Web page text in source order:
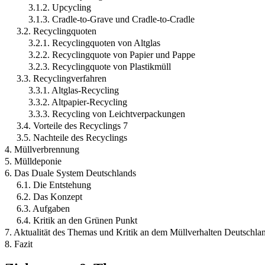
3.1.2. Upcycling
3.1.3. Cradle-to-Grave und Cradle-to-Cradle
3.2. Recyclingquoten
3.2.1. Recyclingquoten von Altglas
3.2.2. Recyclingquote von Papier und Pappe
3.2.3. Recyclingquote von Plastikmüll
3.3. Recyclingverfahren
3.3.1. Altglas-Recycling
3.3.2. Altpapier-Recycling
3.3.3. Recycling von Leichtverpackungen
3.4. Vorteile des Recyclings 7
3.5. Nachteile des Recyclings
4. Müllverbrennung
5. Mülldeponie
6. Das Duale System Deutschlands
6.1. Die Entstehung
6.2. Das Konzept
6.3. Aufgaben
6.4. Kritik an den Grünen Punkt
7. Aktualität des Themas und Kritik an dem Müllverhalten
8. Fazit